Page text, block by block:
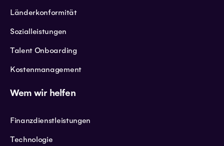
Länderkonformität
Sozialleistungen
Talent Onboarding
Kostenmanagement
Wem wir helfen
Finanzdienstleistungen
Technologie